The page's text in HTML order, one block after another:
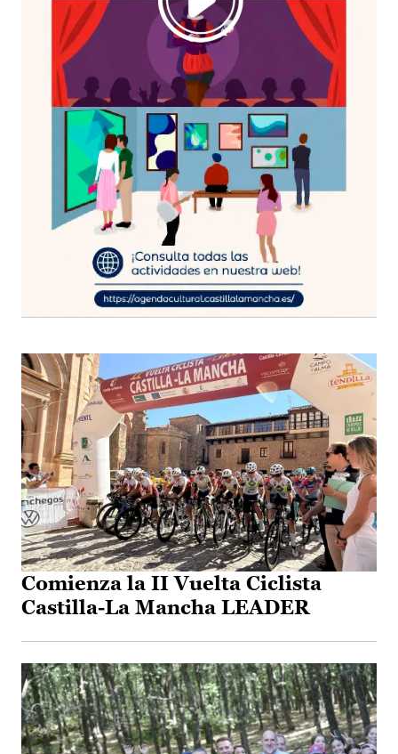
Comienza la II Vuelta Ciclista
Castilla-La Mancha LEADER